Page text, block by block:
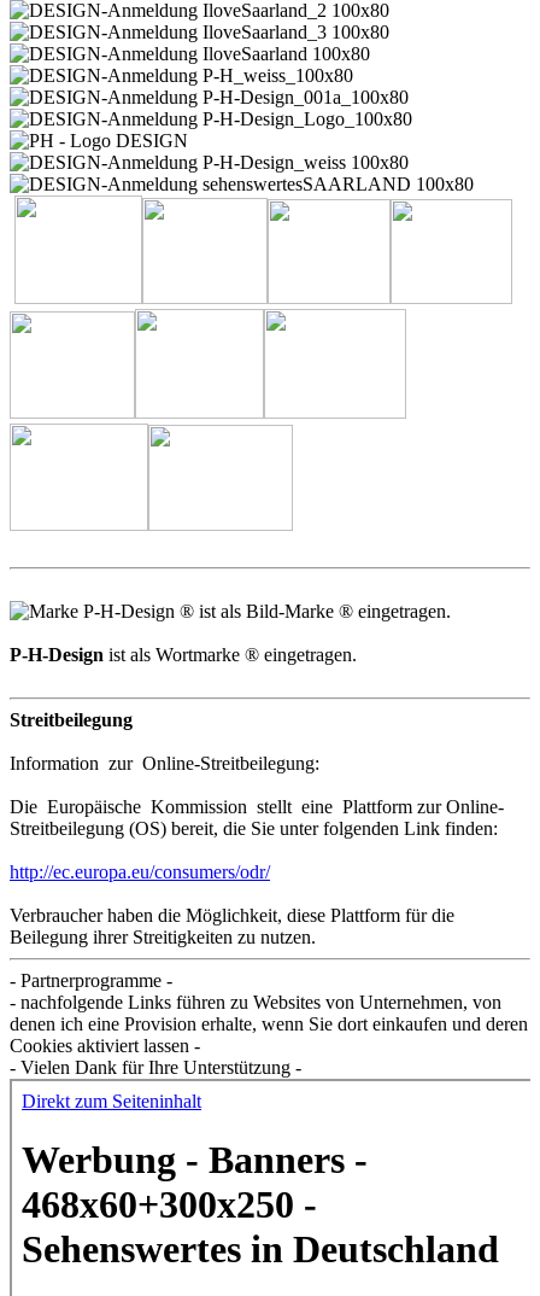
ist als Bild-Marke ® eingetragen.
P-H-Design ist als Wortmarke ® eingetragen.
Streitbeilegung
Information zur Online-Streitbeilegung:
Die Europäische Kommission stellt eine Plattform zur Online-
Streitbeilegung (OS) bereit, die Sie unter folgenden Link finden:
http://ec.europa.eu/consumers/odr/
Verbraucher haben die Möglichkeit, diese Plattform für die
Beilegung ihrer Streitigkeiten zu nutzen.
- Partnerprogramme -
- nachfolgende Links führen zu Websites von Unternehmen, von
denen ich eine Provision erhalte, wenn Sie dort einkaufen und deren
Cookies aktiviert lassen -
- Vielen Dank für Ihre Unterstützung -